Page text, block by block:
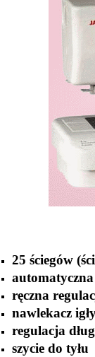
25 ściegów
ręczna
nawlekacz
regulacja
szycie do tyłu